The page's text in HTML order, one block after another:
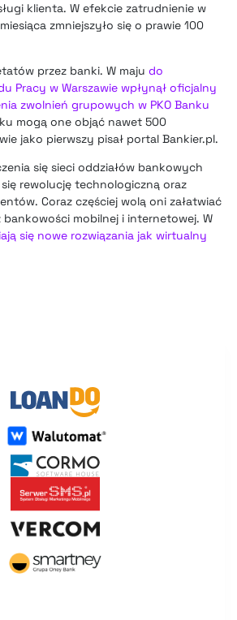
klienta. W efekcie zatrudnienie w
zmniejszyło się o prawie 100
przez banki. W maju do
Pracy w Warszawie wpłynął oficjalny
zwolnień grupowych w PKO Banku
mogą one objąć nawet 500
jako pierwszy pisał portal Bankier.pl.
się sieci oddziałów bankowych
rewolucję technologiczną oraz
Coraz częściej wolą oni załatwiać
mobilnej i internetowej. W
się nowe rozwiązania jak wirtualny